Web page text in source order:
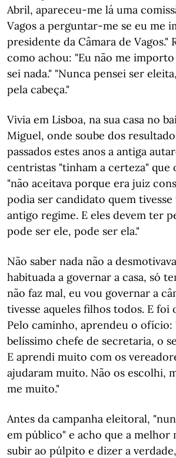
Abril, apareceu-me lá uma
Vagos a perguntar-me se eu me
presidente da Câmara de Vagos."
como achou: "Eu não me importo
sei nada." "Nunca pensei ser
pela cabeça."
Vivia em Lisboa, na sua casa no
Miguel, onde soube dos
passados estes anos a antiga
centristas "tinham a certeza" que
"não aceitava porque era juiz
podia ser candidato quem
antigo regime. E eles devem ter
pode ser ele, pode ser ela."
Não saber nada não a
habituada a governar a casa, só
não faz mal, eu vou governar a
tivesse aqueles filhos todos. E foi
Pelo caminho, aprendeu o ofício:
belíssimo chefe de secretaria, o
E aprendi muito com os
ajudaram muito. Não os escolhi,
me muito."
Antes da campanha eleitoral,
em público" e acho que a melhor
subir ao púlpito e dizer a